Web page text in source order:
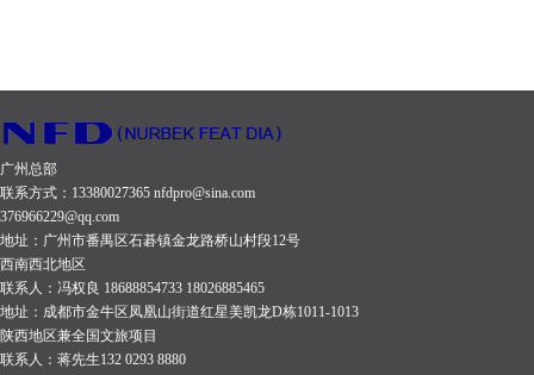
600W×7+800W
4Ω
8Ω：
600W×7+800W
900W×7+1200W
输入灵敏
600W×5+800W
4Ω
8Ω：
600W×5+800W
900W×5+1200W
广州总部
联系方式：13380027365 nfdpro@sina.com
376966229@qq.com
地址：广州市番禺区石碁镇金龙路桥山村段12号
西南西北地区
联系人：冯权良 18688854733 18026885465
地址：成都市金牛区凤凰山街道红星美凯龙D栋1011-1013
陕西地区兼全国文旅项目
联系人：蒋先生132 0293 8880